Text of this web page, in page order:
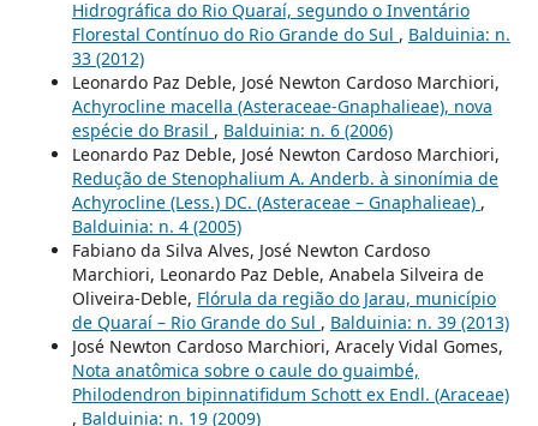
Hidrográfica do Rio Quaraí, segundo o Inventário
Florestal Contínuo do Rio Grande do Sul , Balduinia: n.
33 (2012)
Leonardo Paz Deble, José Newton Cardoso Marchiori,
Achyrocline macella (Asteraceae-Gnaphalieae), nova
espécie do Brasil , Balduinia: n. 6 (2006)
Leonardo Paz Deble, José Newton Cardoso Marchiori,
Redução de Stenophalium A. Anderb. à sinonímia de
Achyrocline (Less.) DC. (Asteraceae – Gnaphalieae) ,
Balduinia: n. 4 (2005)
Fabiano da Silva Alves, José Newton Cardoso
Marchiori, Leonardo Paz Deble, Anabela Silveira de
Oliveira-Deble, Flórula da região do Jarau, município
de Quaraí – Rio Grande do Sul , Balduinia: n. 39 (2013)
José Newton Cardoso Marchiori, Aracely Vidal Gomes,
Nota anatômica sobre o caule do guaimbé,
Philodendron bipinnatifidum Schott ex Endl. (Araceae)
, Balduinia: n. 19 (2009)